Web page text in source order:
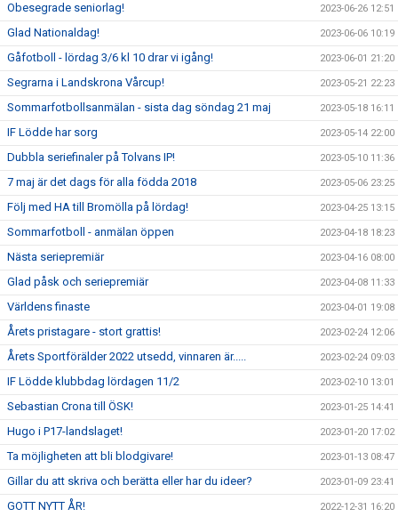
Obesegrade seniorlag! 2023-06-26 12:51
Glad Nationaldag! 2023-06-06 10:19
Gåfotboll - lördag 3/6 kl 10 drar vi igång! 2023-06-01 21:20
Segrarna i Landskrona Vårcup! 2023-05-21 22:23
Sommarfotbollsanmälan - sista dag söndag 21 maj 2023-05-18 16:11
IF Lödde har sorg 2023-05-14 22:00
Dubbla seriefinaler på Tolvans IP! 2023-05-10 11:36
7 maj är det dags för alla födda 2018 2023-05-06 23:25
Följ med HA till Bromölla på lördag! 2023-04-25 13:15
Sommarfotboll - anmälan öppen 2023-04-18 18:23
Nästa seriepremiär 2023-04-16 08:00
Glad påsk och seriepremiär 2023-04-08 11:33
Världens finaste 2023-04-01 19:08
Årets pristagare - stort grattis! 2023-02-24 12:06
Årets Sportförälder 2022 utsedd, vinnaren är..... 2023-02-24 09:03
IF Lödde klubbdag lördagen 11/2 2023-02-10 13:01
Sebastian Crona till ÖSK! 2023-01-25 14:41
Hugo i P17-landslaget! 2023-01-20 17:02
Ta möjligheten att bli blodgivare! 2023-01-13 08:47
Gillar du att skriva och berätta eller har du ideer? 2023-01-09 23:41
GOTT NYTT ÅR! 2022-12-31 16:20